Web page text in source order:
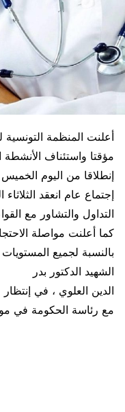
أعلنت المنظمة
مؤقتا واستئناف الأنشطة
إجتماع عام انعقد
التداول والتشاور مع
كما أعلنت مواصلة
بالنسبة لجميع
الشهيد الدكتور بدر
الدين العلوي ، في
مع رئاسة الحكومة في